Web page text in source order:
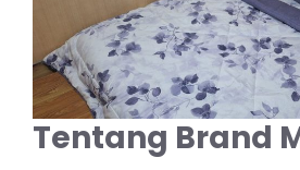
Tentang Brand